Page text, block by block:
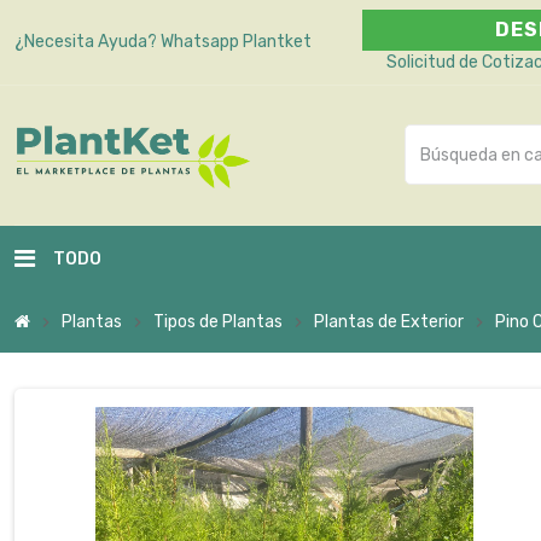
¿Necesita Ayuda? Whatsapp Plantket
Solicitud de
TODO
chevron_right Plantas chevron_right Tipos de Plantas chevron_right Plantas de Exterior chevron_right Pino